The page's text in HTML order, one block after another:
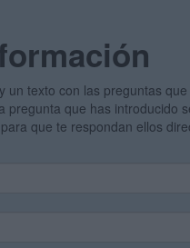
un texto con las preguntas
pregunta que has introducido
que te respondan ellos